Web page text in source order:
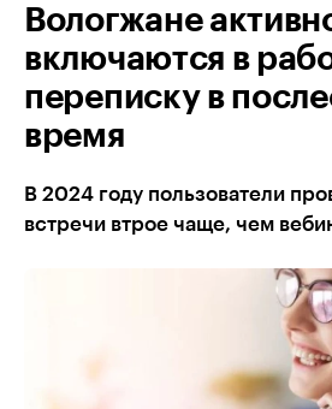
Вологжане
включаются в
переписку в
время
В 2024 году пользователи
встречи втрое чаще, чем